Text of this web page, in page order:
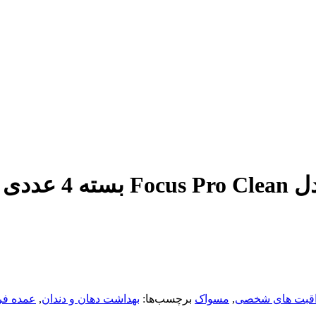
های شخصی, مسواک برچسب‌ها: بهداشت دهان و دندان, عمده